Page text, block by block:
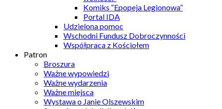
Komiks “Epopeja Legionowa”
Portal IDA
Udzielona pomoc
Wschodni Fundusz Dobroczynności
Współpraca z Kościołem
Patron
Broszura
Ważne wypowiedzi
Ważne wydarzenia
Ważne miejsca
Wystawa o Janie Olszewskim